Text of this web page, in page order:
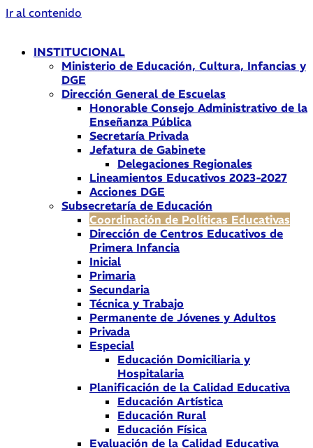
Ir al contenido
INSTITUCIONAL
Ministerio de Educación, Cultura, Infancias y
DGE
Dirección General de Escuelas
Honorable Consejo Administrativo de la
Enseñanza Pública
Secretaría Privada
Jefatura de Gabinete
Delegaciones Regionales
Lineamientos Educativos 2023-2027
Acciones DGE
Subsecretaría de Educación
Coordinación de Políticas Educativas
Dirección de Centros Educativos de
Primera Infancia
Inicial
Primaria
Secundaria
Técnica y Trabajo
Permanente de Jóvenes y Adultos
Privada
Especial
Educación Domiciliaria y
Hospitalaria
Planificación de la Calidad Educativa
Educación Artística
Educación Rural
Educación Física
Evaluación de la Calidad Educativa